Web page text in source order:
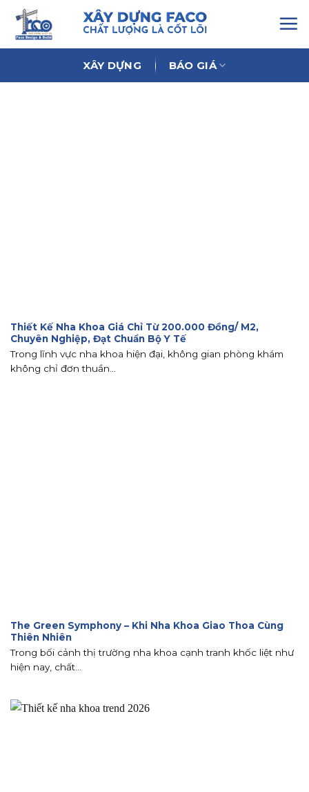
Chuyển
đến
nội
XÂY DỰNG BÁO GIÁ
Thiết Kế Nha Khoa Giá Chỉ Từ 200.000 Đồng/ M2,
Chuyên Nghiệp, Đạt Chuẩn Bộ Y Tế
Trong lĩnh vực nha khoa hiện đại, không gian phòng khám
không chỉ đơn thuần...
The Green Symphony – Khi Nha Khoa Giao Thoa Cùng
Thiên Nhiên
Trong bối cảnh thị trường nha khoa cạnh tranh khốc liệt như
hiện nay, chất...